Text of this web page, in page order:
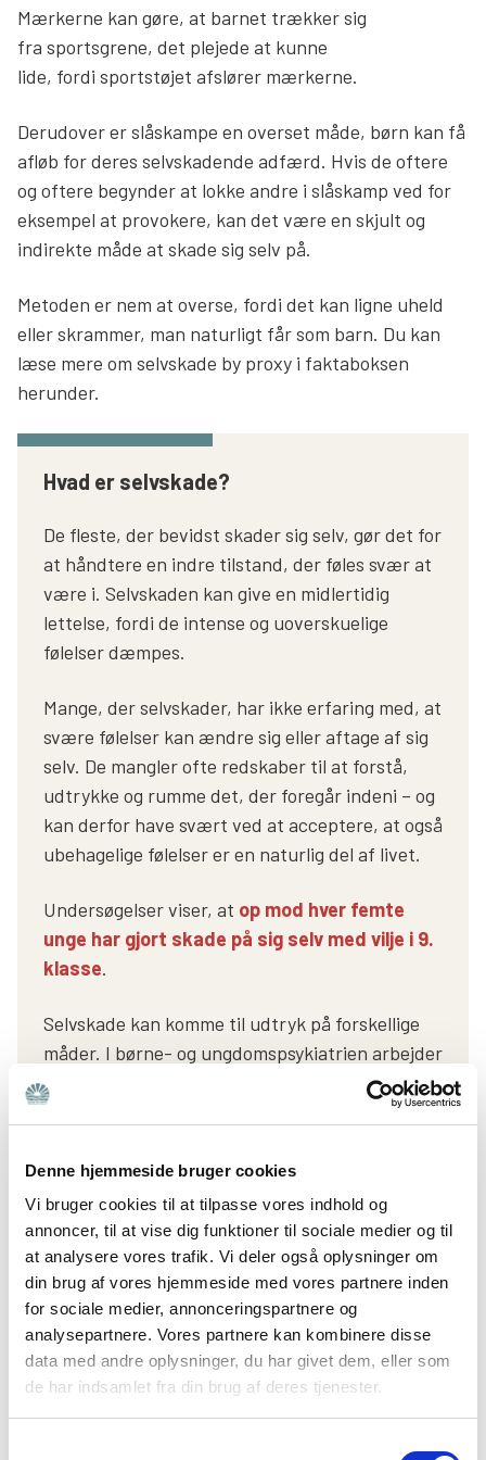
Denne hjemmeside bruger cookies
Vi bruger cookies til at tilpasse vores indhold og
annoncer, til at vise dig funktioner til sociale medier og til
at analysere vores trafik. Vi deler også oplysninger om
din brug af vores hjemmeside med vores partnere inden
for sociale medier, annonceringspartnere og
analysepartnere. Vores partnere kan kombinere disse
data med andre oplysninger, du har givet dem, eller som
de har indsamlet fra din brug af deres tjenester.
Mærkerne kan gøre, at barnet trækker sig
fra sportsgrene, det plejede at kunne
lide, fordi sportstøjet afslører mærkerne.
Derudover er slåskampe en overset måde, børn kan få
afløb for deres selvskadende adfærd. Hvis de oftere
og oftere begynder at lokke andre i slåskamp ved for
eksempel at provokere, kan det være en skjult og
indirekte måde at skade sig selv på.
Metoden er nem at overse, fordi det kan ligne uheld
eller skrammer, man naturligt får som barn. Du kan
læse mere om selvskade by proxy i faktaboksen
herunder.
Hvad er selvskade?
De fleste, der bevidst skader sig selv, gør det for
at håndtere en indre tilstand, der føles svær at
være i. Selvskaden kan give en midlertidig
lettelse, fordi de intense og uoverskuelige
følelser dæmpes.
Mange, der selvskader, har ikke erfaring med, at
svære følelser kan ændre sig eller aftage af sig
selv. De mangler ofte redskaber til at forstå,
udtrykke og rumme det, der foregår indeni – og
kan derfor have svært ved at acceptere, at også
ubehagelige følelser er en naturlig del af livet.
Undersøgelser viser, at op mod hver femte
unge har gjort skade på sig selv med vilje i 9.
klasse.
Selvskade kan komme til udtryk på forskellige
måder. I børne- og ungdomspsykiatrien arbejder
man ofte med en opdeling i fire typer:
Her opstår skaden med det samme. Det kan for
eksempel være, at man skærer i sig selv,
kradser gentagne gange det samme sted eller
slår hovedet ind i en væg. Det er den form, de
fleste tænker på, når de hører ordet selvskade.
Indirekte selvskade